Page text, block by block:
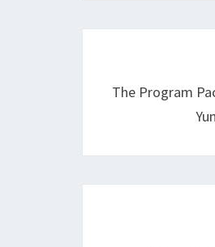
The Program